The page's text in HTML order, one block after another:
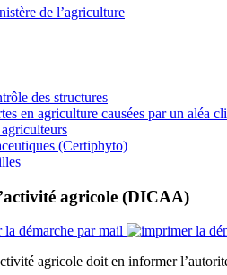
de l’agriculture
des structures
en agriculture causées par un aléa
(Certiphyto)
agricole (DICAA)
agricole doit en informer